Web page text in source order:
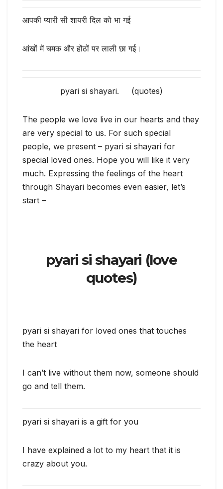
आपकी प्यारी सी शायरी दिल को भा गई
आंखों में चमक और होंठों पर लाली छा गई।
pyari si shayari. (quotes)
The people we love live in our hearts and they
are very special to us. For such special
people, we present – pyari si shayari for
special loved ones. Hope you will like it very
much. Expressing the feelings of the heart
through Shayari becomes even easier, let’s
start –
pyari si shayari (love
quotes)
pyari si shayari for loved ones that touches
the heart
I can’t live without them now, someone should
go and tell them.
pyari si shayari is a gift for you
I have explained a lot to my heart that it is
crazy about you.